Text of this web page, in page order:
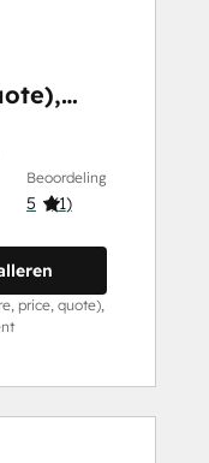
Beoordeling
5 (1)
price, quote),